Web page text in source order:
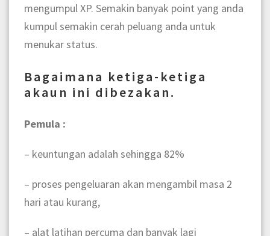
mengumpul XP. Semakin banyak point yang anda
kumpul semakin cerah peluang anda untuk
menukar status.
Bagaimana ketiga-ketiga
akaun ini dibezakan.
Pemula :
– keuntungan adalah sehingga 82%
– proses pengeluaran akan mengambil masa 2
hari atau kurang,
– alat latihan percuma dan banyak lagi